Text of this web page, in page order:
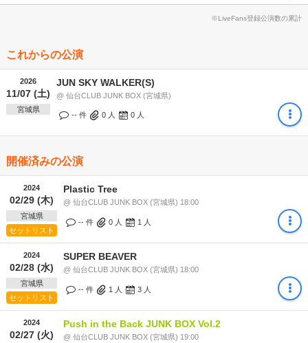
※LiveFans登録公演数の累計
これからの公演
2026
11/07 (土)
宮城県
JUN SKY WALKER(S)
@ 仙台CLUB JUNK BOX (宮城県)
-- 件 0 人 0 人
開催済みの公演
2024
02/29 (木)
宮城県
セットリスト
Plastic Tree
@ 仙台CLUB JUNK BOX (宮城県) 18:00
-- 件 0 人 1 人
2024
02/28 (水)
宮城県
セットリスト
SUPER BEAVER
@ 仙台CLUB JUNK BOX (宮城県) 18:00
-- 件 1 人 3 人
2024
02/27 (火)
Push in the Back JUNK BOX Vol.2
@ 仙台CLUB JUNK BOX (宮城県) 19:00